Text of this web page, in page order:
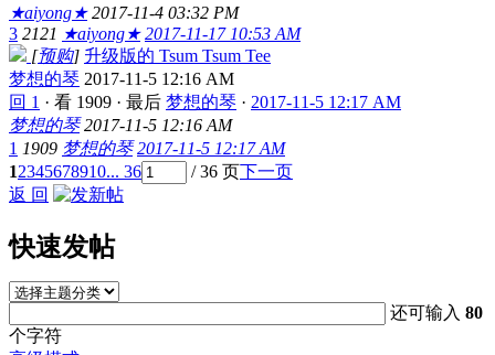
★aiyong★ 2017-11-4 03:32 PM
3 2121 ★aiyong★ 2017-11-17 10:53 AM
[预购] 升级版的 Tsum Tsum Tee
梦想的琴 2017-11-5 12:16 AM
回 1 · 看 1909 · 最后 梦想的琴 · 2017-11-5 12:17 AM
梦想的琴 2017-11-5 12:16 AM
1 1909 梦想的琴 2017-11-5 12:17 AM
12345678910... 36 / 36 页下一页
返 回
快速发帖
还可输入80
个字符